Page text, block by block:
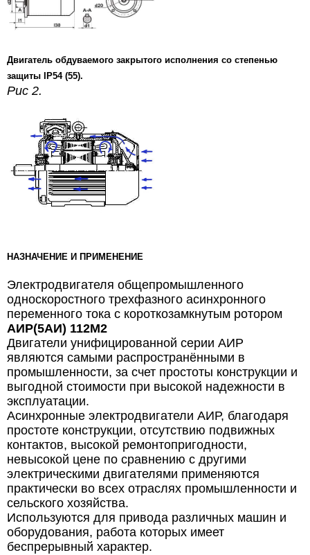
Двигатель обдуваемого закрытого исполнения со степенью
защиты IP54 (55).
Рис 2.
НАЗНАЧЕНИЕ И ПРИМЕНЕНИЕ
Электродвигателя общепромышленного
односкоростного трехфазного асинхронного
переменного тока с короткозамкнутым ротором
АИР(5АИ) 112М2
Двигатели унифицированной серии АИР
являются самыми распространёнными в
промышленности, за счет простоты конструкции и
выгодной стоимости при высокой надежности в
эксплуатации.
Асинхронные электродвигатели АИР, благодаря
простоте конструкции, отсутствию подвижных
контактов, высокой ремонтопригодности,
невысокой цене по сравнению с другими
электрическими двигателями применяются
практически во всех отраслях промышленности и
сельского хозяйства.
Используются для привода различных машин и
оборудования, работа которых имеет
беспрерывный характер.